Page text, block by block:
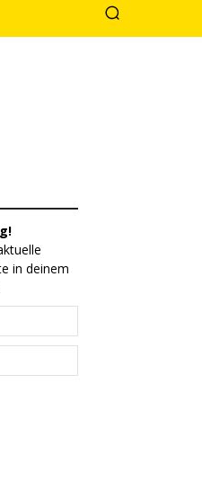
in deinem